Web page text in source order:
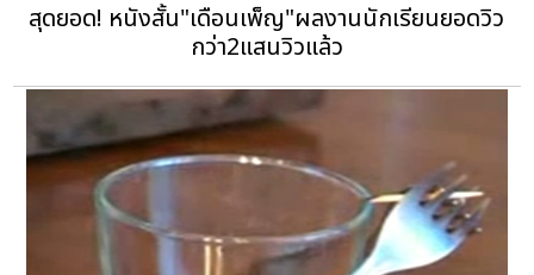
สุดยอด! หนังสั้น"เดือนเพ็ญ"ผลงานนักเรียนยอดวิว
กว่า2แสนวิวแล้ว